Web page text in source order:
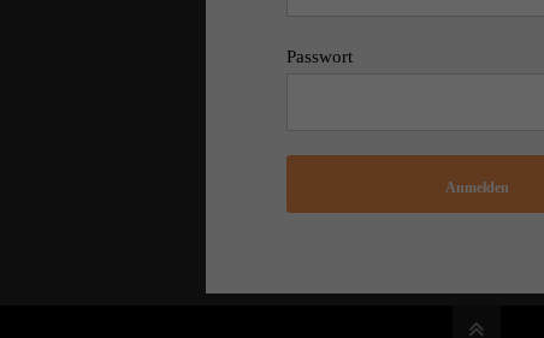
Passwort
Anmelden